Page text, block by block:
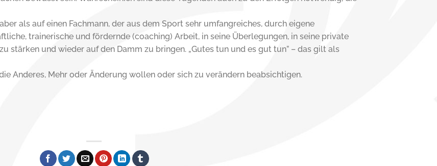
als auf einen Fachmann, der aus dem Sport sehr umfangreiches, durch eigene
trainerische und fördernde (coaching) Arbeit, in seine Überlegungen, in seine private
stärken und wieder auf den Damm zu bringen. „Gutes tun und es gut tun” – das gilt als
Anderes, Mehr oder Änderung wollen oder sich zu verändern beabsichtigen.